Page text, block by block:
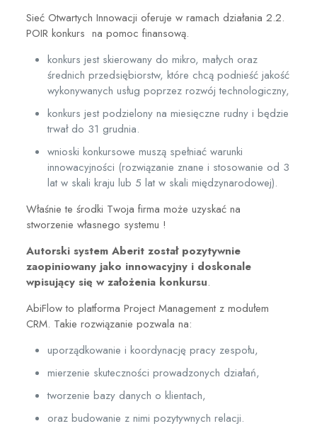
Sieć Otwartych Innowacji oferuje w ramach działania 2.2.
POIR konkurs na pomoc finansową.
konkurs jest skierowany do mikro, małych oraz
średnich przedsiębiorstw, które chcą podnieść jakość
wykonywanych usług poprzez rozwój technologiczny,
konkurs jest podzielony na miesięczne rudny i będzie
trwał do 31 grudnia.
wnioski konkursowe muszą spełniać warunki
innowacyjności (rozwiązanie znane i stosowanie od 3
lat w skali kraju lub 5 lat w skali międzynarodowej).
Właśnie te środki Twoja firma może uzyskać na
stworzenie własnego systemu !
Autorski system Aberit został pozytywnie
zaopiniowany jako innowacyjny i doskonale
wpisujący się w założenia konkursu.
AbiFlow to platforma Project Management z modułem
CRM. Takie rozwiązanie pozwala na:
uporządkowanie i koordynację pracy zespołu,
mierzenie skuteczności prowadzonych działań,
tworzenie bazy danych o klientach,
oraz budowanie z nimi pozytywnych relacji.